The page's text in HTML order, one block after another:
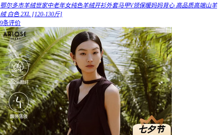
鄂尔多市羊绒世家中老年女纯色羊绒开衫外套马甲V领保暖妈妈背心 高品质高端山羊
绒 白色 2XL [120-130斤]
9条评价